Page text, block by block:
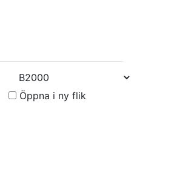
Öppna i ny flik